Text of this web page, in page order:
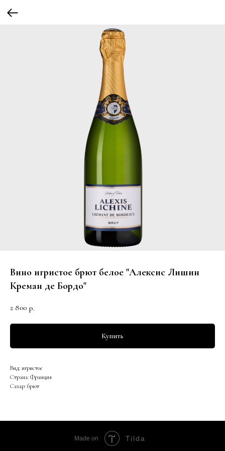
Вино игристое брют белое "Алексис Лишин
Креман де Бордо"
2 800 р.
Купить
Вид: игристое
Страна: Франция
Сахар: брют
Made on Tilda